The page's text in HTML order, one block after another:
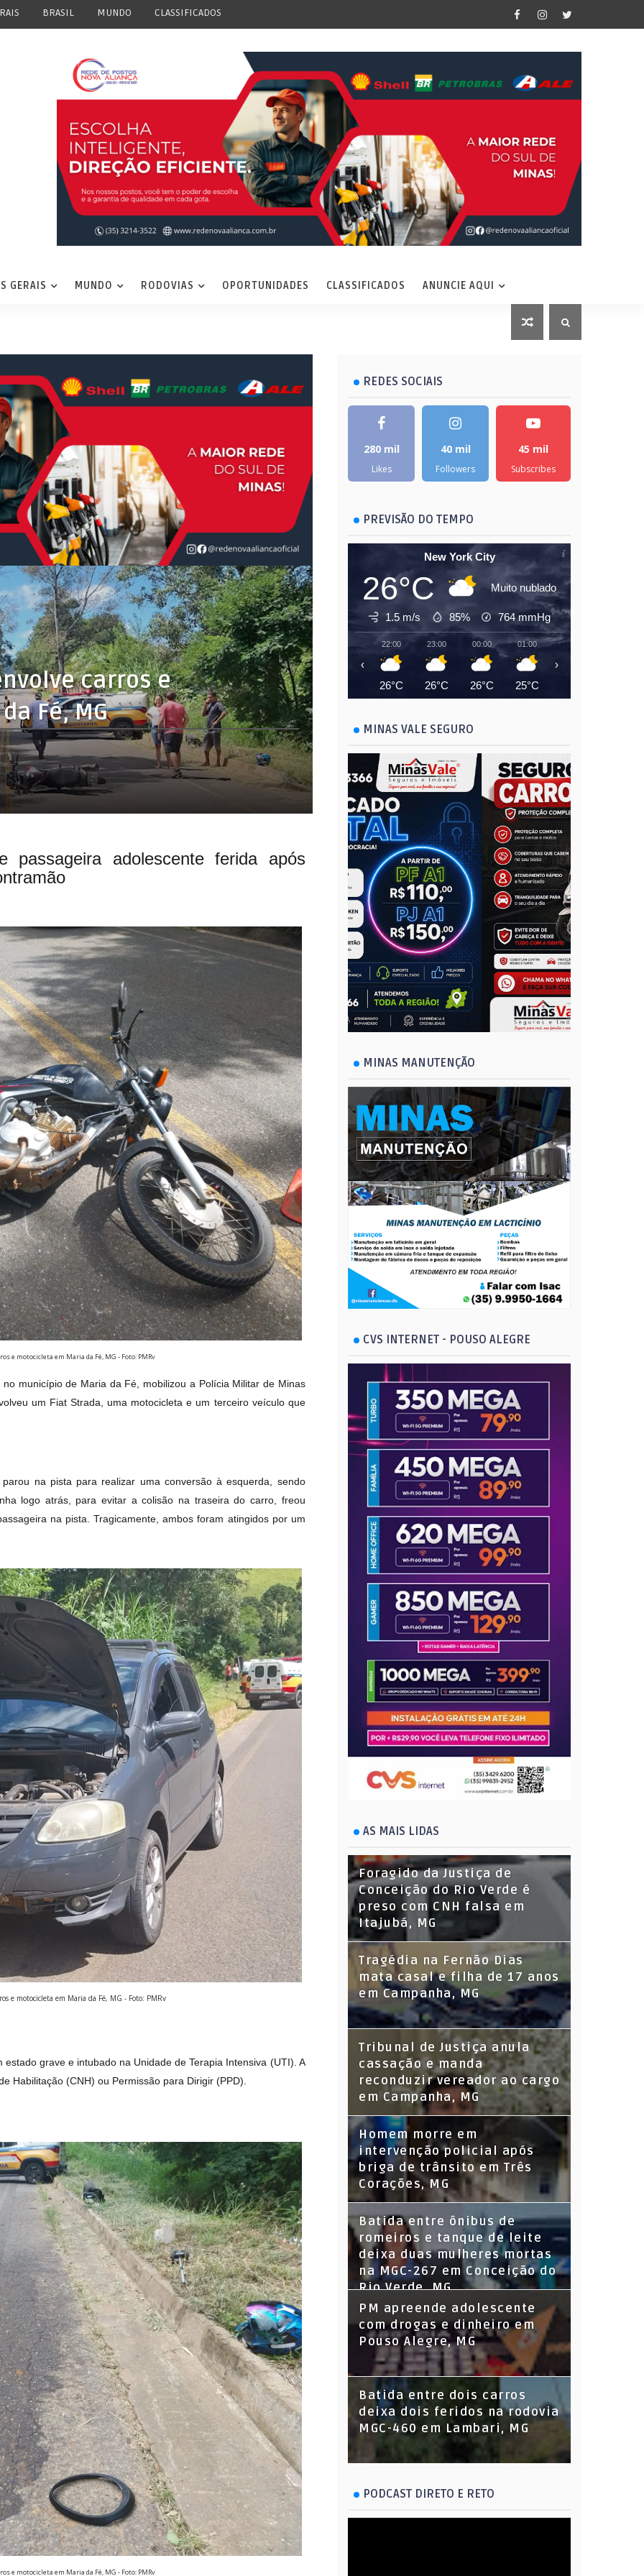
BRASIL MUNDO CLASSIFICADOS
GERAIS MUNDO RODOVIAS OPORTUNIDADES CLASSIFICADOS ANUNCIE AQUI
carros e
Fé, MG
passageira adolescente ferida após
e motocicleta em Maria da Fé, MG - Foto: PMRv
município de Maria da Fé, mobilizou a Polícia Militar de Minas
um Fiat Strada, uma motocicleta e um terceiro veículo que
na pista para realizar uma conversão à esquerda, sendo
logo atrás, para evitar a colisão na traseira do carro, freou
na pista. Tragicamente, ambos foram atingidos por um
e motocicleta em Maria da Fé, MG - Foto: PMRv
grave e intubado na Unidade de Terapia Intensiva (UTI). A
Habilitação (CNH) ou Permissão para Dirigir (PPD).
e motocicleta em Maria da Fé, MG - Foto: PMRv
REDES SOCIAIS
280 mil
Likes
40 mil
Followers
45 mil
Subscribes
PREVISÃO DO TEMPO
New York City
26°C Muito nublado
1.5 m/s 85% 764mmHg
22:00
26°C
23:00
26°C
00:00
26°C
01:00
25°C
02:00
‹ ›
MINAS VALE SEGURO
MINAS MANUTENÇÃO
CVS INTERNET - POUSO ALEGRE
AS MAIS LIDAS
Foragido da Justiça de
Conceição do Rio Verde é
preso com CNH falsa em
Itajubá, MG
Tragédia na Fernão Dias
mata casal e filha de 17 anos
em Campanha, MG
Tribunal de Justiça anula
cassação e manda
reconduzir vereador ao cargo
em Campanha, MG
Homem morre em
intervenção policial após
briga de trânsito em Três
Corações, MG
Batida entre ônibus de
romeiros e tanque de leite
deixa duas mulheres mortas
na MGC-267 em Conceição do
Rio Verde, MG
PM apreende adolescente
com drogas e dinheiro em
Pouso Alegre, MG
Batida entre dois carros
deixa dois feridos na rodovia
MGC-460 em Lambari, MG
PODCAST DIRETO E RETO